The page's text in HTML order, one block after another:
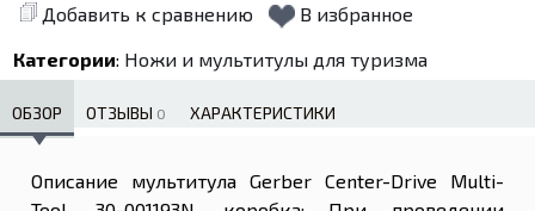
Добавить к сравнению
В избранное
Категории: Ножи и мультитулы для туризма
ОБЗОР ОТЗЫВЫ 0 ХАРАКТЕРИСТИКИ
Описание мультитула Gerber Center-Drive Multi-